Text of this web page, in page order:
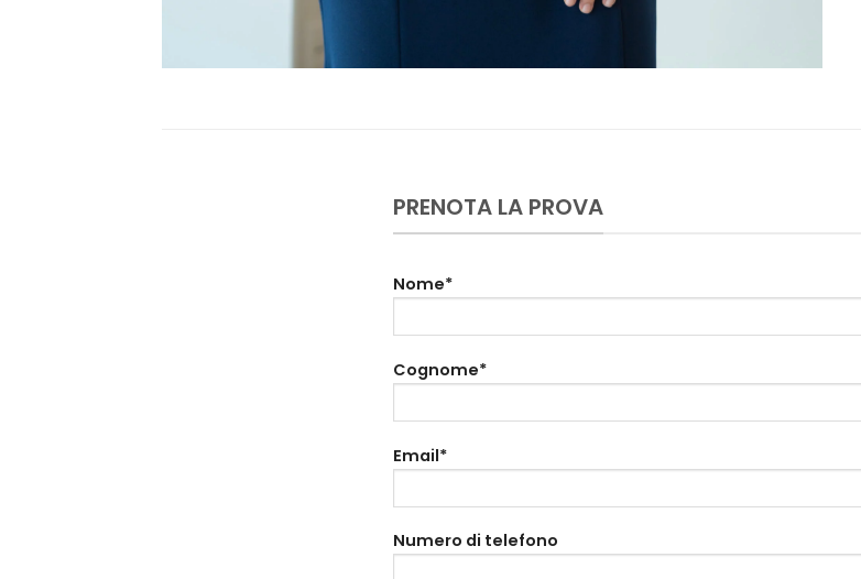
PRENOTA LA PROVA
Nome*
Cognome*
Email*
Numero di telefono